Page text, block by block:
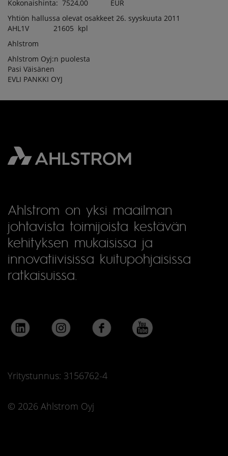
Kokonaishinta: 7524,00 EUR
Yhtiön hallussa olevat osakkeet 26. syyskuuta 2011
AHL1V 21605 kpl
Ahlstrom
Ahlstrom Oyj:n puolesta
Pasi Väisänen
EVLI PANKKI OYJ
Ahlstrom on yksi maailman
johtavista toimijoista kestävän
kehityksen mukaisissa ja
innovatiivisissa kuitupohjaisissa
ratkaisuissa.
Yritystunnus: 3156762-4
© 2026 Ahlstrom Oyj